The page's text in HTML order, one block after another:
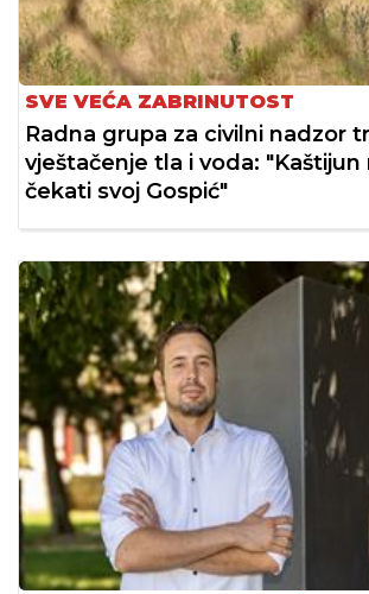
SVE VEĆA ZABRINUTOST
Radna grupa za civilni nadzor
vještačenje tla i voda: "Kaštijun
čekati svoj Gospić"